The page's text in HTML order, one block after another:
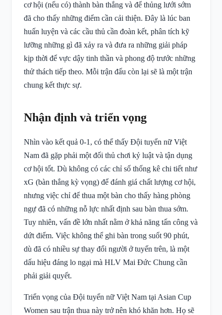
cơ hội (nếu có) thành bàn thắng và để thủng lưới sớm
đã cho thấy những điểm cần cải thiện. Đây là lúc ban
huấn luyện và các cầu thủ cần đoàn kết, phân tích kỹ
lưỡng những gì đã xảy ra và đưa ra những giải pháp
kịp thời để vực dậy tinh thần và phong độ trước những
thử thách tiếp theo. Mỗi trận đấu còn lại sẽ là một trận
chung kết thực sự.
Nhận định và triển vọng
Nhìn vào kết quả 0-1, có thể thấy Đội tuyển nữ Việt
Nam đã gặp phải một đối thủ chơi kỷ luật và tận dụng
cơ hội tốt. Dù không có các chỉ số thống kê chi tiết như
xG (bàn thắng kỳ vọng) để đánh giá chất lượng cơ hội,
nhưng việc chỉ để thua một bàn cho thấy hàng phòng
ngự đã có những nỗ lực nhất định sau bàn thua sớm.
Tuy nhiên, vấn đề lớn nhất nằm ở khả năng tấn công và
dứt điểm. Việc không thể ghi bàn trong suốt 90 phút,
dù đã có nhiều sự thay đổi người ở tuyến trên, là một
dấu hiệu đáng lo ngại mà HLV Mai Đức Chung cần
phải giải quyết.
Triển vọng của Đội tuyển nữ Việt Nam tại Asian Cup
Women sau trận thua này trở nên khó khăn hơn. Họ sẽ